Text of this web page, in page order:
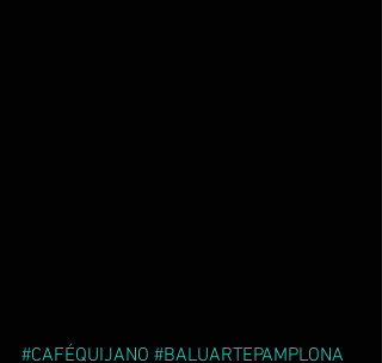
#CAFÉQUIJANO #BALUARTEPAMPLONA